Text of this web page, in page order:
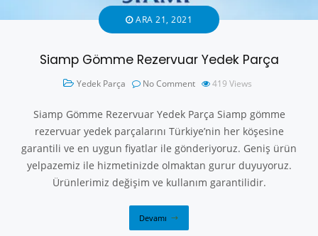
ARA 21, 2021
Siamp Gömme Rezervuar Yedek Parça
Yedek Parça No Comment 419 Views
Siamp Gömme Rezervuar Yedek Parça Siamp gömme
rezervuar yedek parçalarını Türkiye’nin her köşesine
garantili ve en uygun fiyatlar ile gönderiyoruz. Geniş ürün
yelpazemiz ile hizmetinizde olmaktan gurur duyuyoruz.
Ürünlerimiz değişim ve kullanım garantilidir.
Devamı